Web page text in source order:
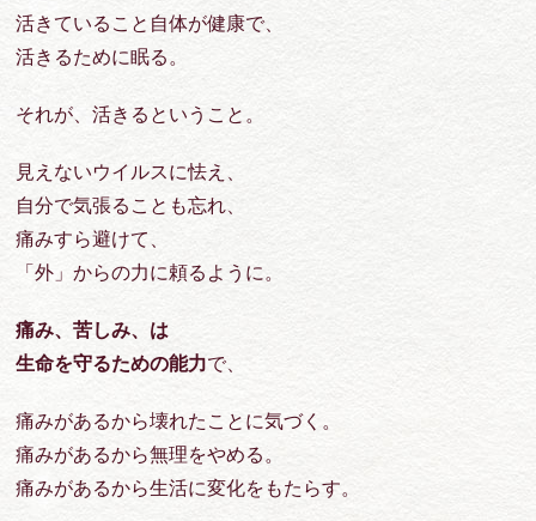
活きていること自体が健康で、
活きるために眠る。
それが、活きるということ。
見えないウイルスに怯え、
自分で気張ることも忘れ、
痛みすら避けて、
「外」からの力に頼るように。
痛み、苦しみ、は
生命を守るための能力で、
痛みがあるから壊れたことに気づく。
痛みがあるから無理をやめる。
痛みがあるから生活に変化をもたらす。